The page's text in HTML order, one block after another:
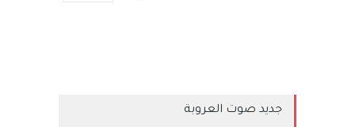
جديد صوت العروبة